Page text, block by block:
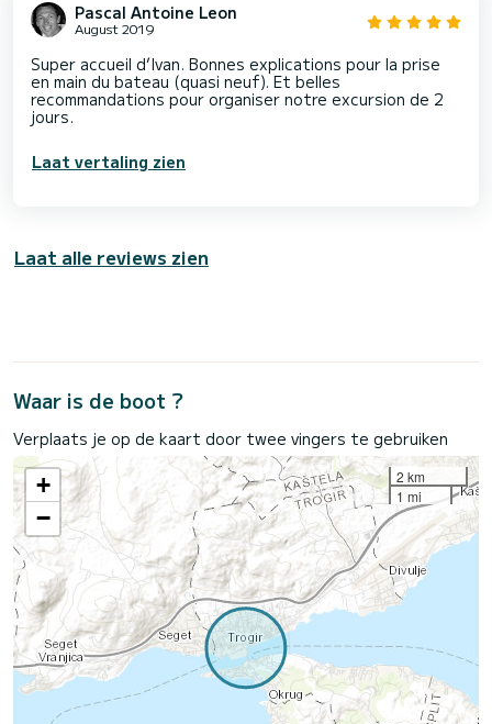
Pascal Antoine Leon
August 2019
Super accueil d’Ivan. Bonnes explications pour la prise
en main du bateau (quasi neuf). Et belles
recommandations pour organiser notre excursion de 2
jours.
Laat vertaling zien
Laat alle reviews zien
Waar is de boot ?
Verplaats je op de kaart door twee vingers te gebruiken
+
−
2 km
1 mi